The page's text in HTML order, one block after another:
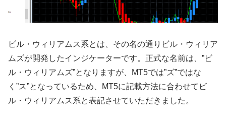
ビル・ウィリアムス系とは、その名の通りビル・ウィリア
ムズが開発したインジケーターです。正式な名前は、”ビ
ル・ウィリアムズ”となりますが、MT5では”ズ”ではな
く”ス”となっているため、MT5に記載方法に合わせてビ
ル・ウィリアムス系と表記させていただきました。